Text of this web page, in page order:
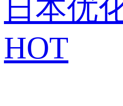
日本优
HOT